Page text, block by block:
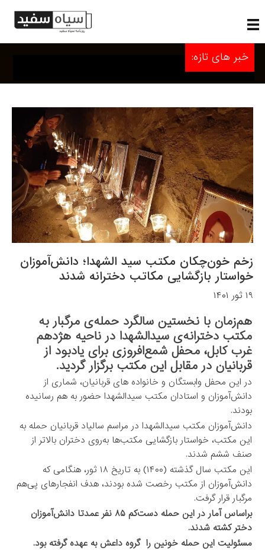
خبر های تازه:
زخم خون‌چکان مکتب سید الشهدا؛ دانش‌آموزان
خواستار بازگشایی مکاتب دخترانه شدند
۱۹ ثور ۱۴۰۱
هم‌زمان با نخستین سالگرد حمله‌ی مرگبار به
مکتب دخترانه‌ی سیدالشهدا در ناحیه هژدهم
غرب کابل، محفل شمع‌افروزی برای یادبود از
قربانیان در مقابل این مکتب برگزار گردید.
در این محفل وابستگان و خانواده های قربانیان، شماری از
دانش‌آموزان و استادان مکتب سیدالشهدا حضور به هم رسانیده
بودند.
دانش‌آموزان مکتب سیدالشهدا در مراسم سالیاد قربانیان حمله به
این مکتب، خواستار بازگشایی مکتب‌ها به‌روی دختران بالاتر از
صنف ششم شدند.
این مکتب سال گذشته (۱۴۰۰) به تاریخ ۱۸ ثور، هنگامی که
دانش‌آموزان از مکتب رخصت شده بودند، هدف انفجارهای پی‌هم
مرگبار قرار گرفت.
براساس آمار در این حمله دست‌کم ۸۵ نفر عمدتا دانش‌آموزان
دختر کشته شدند.
مسئولیت این حمله خونین را گروه داعش به عهده گرفته بود.